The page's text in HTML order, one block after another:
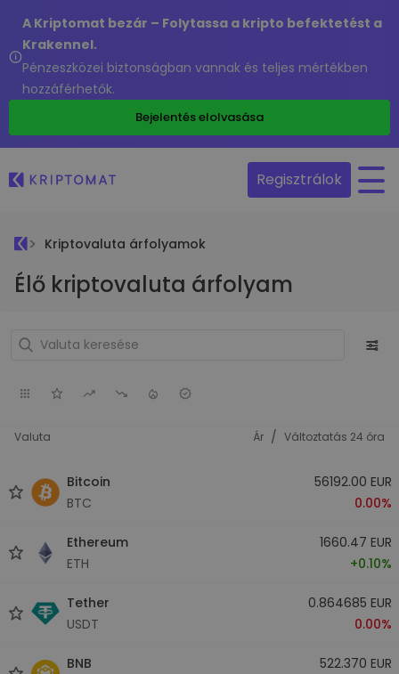
A Kriptomat bezár – Folytassa a kripto befektetést a
Krakennel.
Pénzeszközei biztonságban vannak és teljes mértékben
hozzáférhetők.
Bejelentés elolvasása
Regisztrálok
Kriptovaluta árfolyamok
Élő kriptovaluta árfolyam
Valuta Ár / Változtatás 24 óra
Bitcoin
BTC
56192.00 EUR
0.00%
Ethereum
ETH
1660.47 EUR
+0.10%
Tether
USDT
0.864685 EUR
0.00%
BNB
522.370 EUR